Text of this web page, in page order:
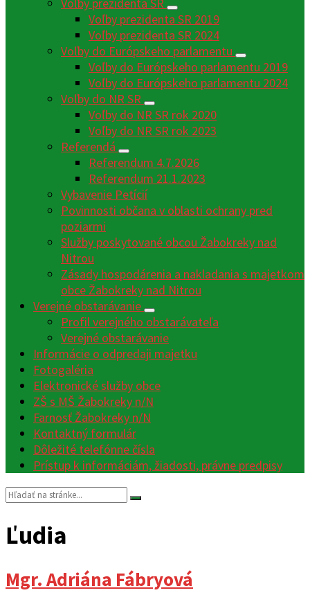
Voľby prezidenta SR
Voľby prezidenta SR 2019
Voľby prezidenta SR 2024
Voľby do Európskeho parlamentu
Voľby do Európskeho parlamentu 2019
Voľby do Európskeho parlamentu 2024
Voľby do NR SR
Voľby do NR SR rok 2020
Voľby do NR SR rok 2023
Referendá
Referendum 4.7.2026
Referendum 21.1.2023
Vybavenie Petícií
Povinnosti občana v oblasti ochrany pred
poziarmi
Služby poskytované obcou Žabokreky nad
Nitrou
Zásady hospodárenia a nakladania s majetkom
obce Žabokreky nad Nitrou
Verejné obstarávanie
Profil verejného obstarávateľa
Verejné obstarávanie
Informácie o odpredaji majetku
Fotogaléria
Elektronické služby obce
ZŠ s MŠ Žabokreky n/N
Farnosť Žabokreky n/N
Kontaktný formulár
Dôležité telefónne čísla
Prístup k informáciám, žiadosti, právne predpisy
Vyhľadávanie:
Ľudia
Mgr. Adriána Fábryová